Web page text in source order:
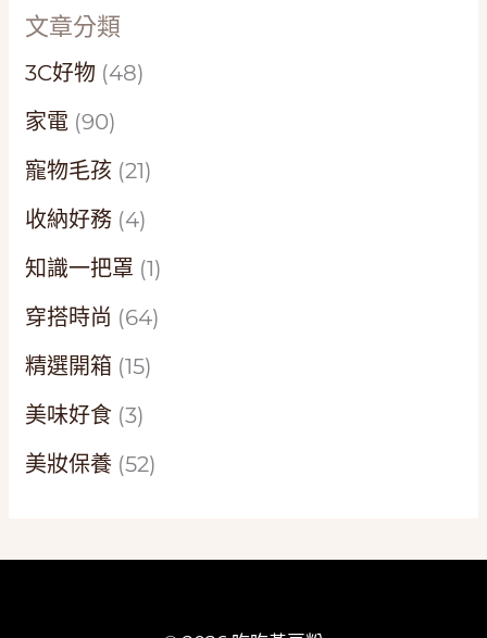
文章分類
3C好物 (48)
家電 (90)
寵物毛孩 (21)
收納好務 (4)
知識一把罩 (1)
穿搭時尚 (64)
精選開箱 (15)
美味好食 (3)
美妝保養 (52)